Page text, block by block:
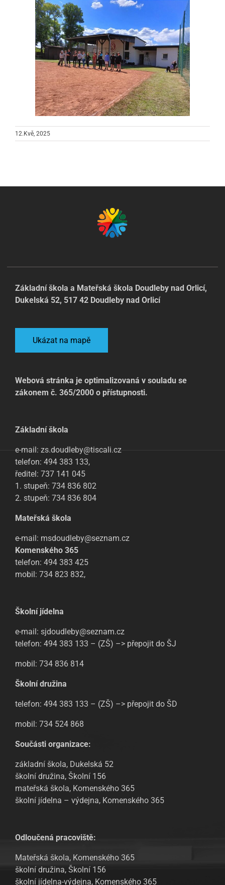
12.Kvě, 2025
Základní škola a Mateřská škola Doudleby nad Orlicí,
Dukelská 52, 517 42 Doudleby nad Orlicí
Ukázat na mapě
Webová stránka je optimalizovaná v souladu se
zákonem č. 365/2000 o přístupnosti.
Základní škola
e-mail: zs.doudleby@tiscali.cz
telefon: 494 383 133,
ředitel: 737 141 045
1. stupeň: 734 836 802
2. stupeň: 734 836 804
Mateřská škola
e-mail: msdoudleby@seznam.cz
Komenského 365
telefon: 494 383 425
mobil: 734 823 832,
Školní jídelna
e-mail: sjdoudleby@seznam.cz
telefon: 494 383 133 – (ZŠ) –> přepojit do ŠJ
mobil: 734 836 814
Školní družina
telefon: 494 383 133 – (ZŠ) –> přepojit do ŠD
mobil: 734 524 868
Součásti organizace:
základní škola, Dukelská 52
školní družina, Školní 156
mateřská škola, Komenského 365
školní jídelna – výdejna, Komenského 365
Odloučená pracoviště:
Mateřská škola, Komenského 365
školní družina, Školní 156
školní jídelna-výdejna, Komenského 365